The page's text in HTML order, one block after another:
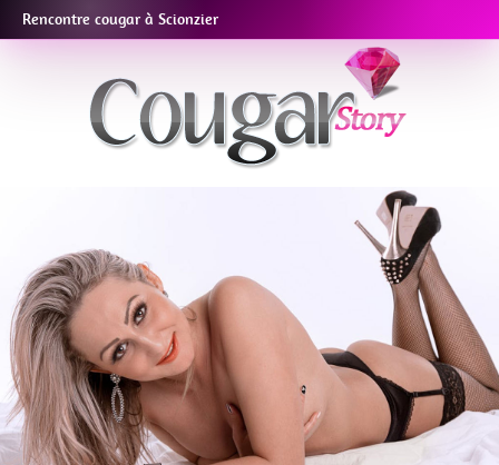
Rencontre cougar à Scionzier